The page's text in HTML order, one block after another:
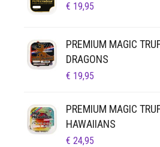
€ 19,95
PREMIUM MAGIC
DRAGONS
€ 19,95
PREMIUM MAGIC
HAWAIIANS
€ 24,95